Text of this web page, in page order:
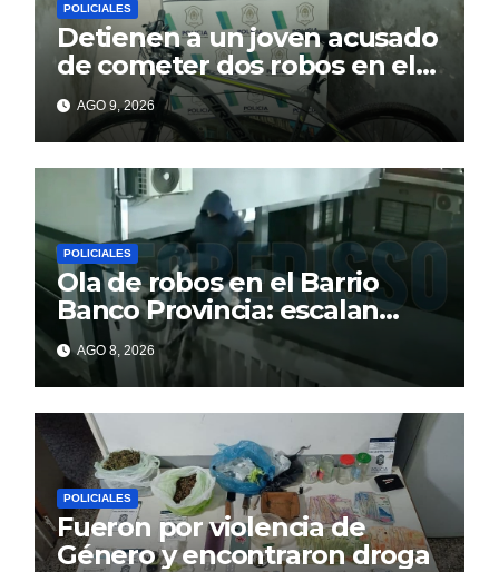
POLICIALES
Detienen a un joven acusado
de cometer dos robos en el
barrio Banco Provincia
AGO 9, 2026
POLICIALES
Ola de robos en el Barrio
Banco Provincia: escalan
paredes en la noche y nadie
responde
AGO 8, 2026
POLICIALES
Fueron por violencia de
Género y encontraron droga